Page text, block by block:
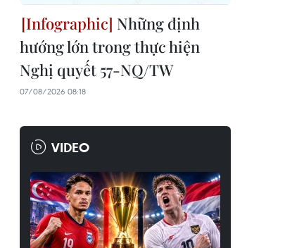
Những định
hướng lớn trong thực hiện
Nghị quyết 57-NQ/TW
07/08/2026 08:18
VIDEO